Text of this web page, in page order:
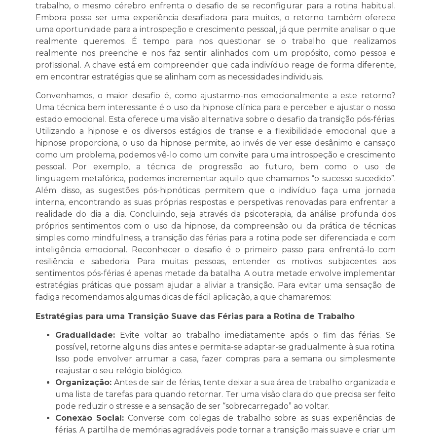
trabalho, o mesmo cérebro enfrenta o desafio de se reconfigurar para a rotina habitual.
Embora possa ser uma experiência desafiadora para muitos, o retorno também oferece
uma oportunidade para a introspeção e crescimento pessoal, já que permite analisar o que
realmente queremos. É tempo para nos questionar se o trabalho que realizamos
realmente nos preenche e nos faz sentir alinhados com um propósito, como pessoa e
profissional. A chave está em compreender que cada indivíduo reage de forma diferente,
em encontrar estratégias que se alinham com as necessidades individuais.
Convenhamos, o maior desafio é, como ajustarmo-nos emocionalmente a este retorno?
Uma técnica bem interessante é o uso da hipnose clínica para e perceber e ajustar o nosso
estado emocional. Esta oferece uma visão alternativa sobre o desafio da transição pós-férias.
Utilizando a hipnose e os diversos estágios de transe e a flexibilidade emocional que a
hipnose proporciona, o uso da hipnose permite, ao invés de ver esse desânimo e cansaço
como um problema, podemos vê-lo como um convite para uma introspeção e crescimento
pessoal. Por exemplo, a técnica de progressão ao futuro, bem como o uso de
linguagem metafórica, podemos incrementar aquilo que chamamos “o sucesso sucedido”.
Além disso, as sugestões pós-hipnóticas permitem que o indivíduo faça uma jornada
interna, encontrando as suas próprias respostas e perspetivas renovadas para enfrentar a
realidade do dia a dia. Concluindo, seja através da psicoterapia, da análise profunda dos
próprios sentimentos com o uso da hipnose, da compreensão ou da prática de técnicas
simples como mindfulness, a transição das férias para a rotina pode ser diferenciada e com
inteligência emocional. Reconhecer o desafio é o primeiro passo para enfrentá-lo com
resiliência e sabedoria. Para muitas pessoas, entender os motivos subjacentes aos
sentimentos pós-férias é apenas metade da batalha. A outra metade envolve implementar
estratégias práticas que possam ajudar a aliviar a transição. Para evitar uma sensação de
fadiga recomendamos algumas dicas de fácil aplicação, a que chamaremos:
Estratégias para uma Transição Suave das Férias para a Rotina de Trabalho
Gradualidade: Evite voltar ao trabalho imediatamente após o fim das férias. Se
possível, retorne alguns dias antes e permita-se adaptar-se gradualmente à sua rotina.
Isso pode envolver arrumar a casa, fazer compras para a semana ou simplesmente
reajustar o seu relógio biológico.
Organização: Antes de sair de férias, tente deixar a sua área de trabalho organizada e
uma lista de tarefas para quando retornar. Ter uma visão clara do que precisa ser feito
pode reduzir o stresse e a sensação de ser “sobrecarregado” ao voltar.
Conexão Social: Converse com colegas de trabalho sobre as suas experiências de
férias. A partilha de memórias agradáveis pode tornar a transição mais suave e criar um